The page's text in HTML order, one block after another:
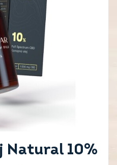
Natural 10%